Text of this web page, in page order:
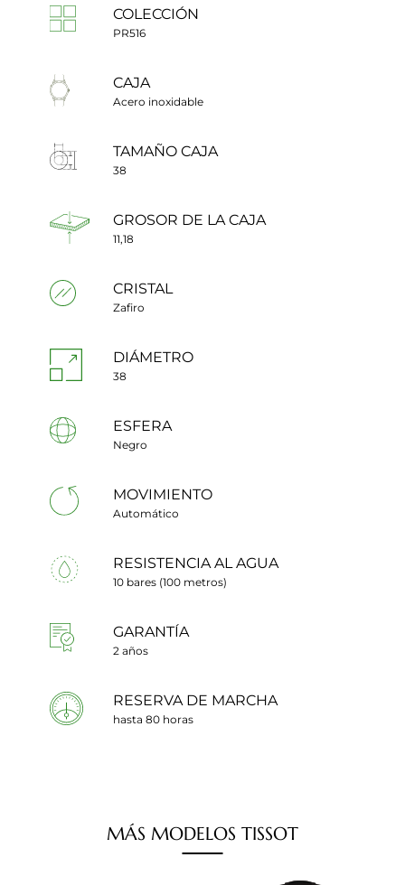
COLECCIÓN
PR516
CAJA
Acero inoxidable
TAMAÑO CAJA
38
GROSOR DE LA CAJA
11,18
CRISTAL
Zafiro
DIÁMETRO
38
ESFERA
Negro
MOVIMIENTO
Automático
RESISTENCIA AL AGUA
10 bares (100 metros)
GARANTÍA
2 años
RESERVA DE MARCHA
hasta 80 horas
MÁS MODELOS TISSOT